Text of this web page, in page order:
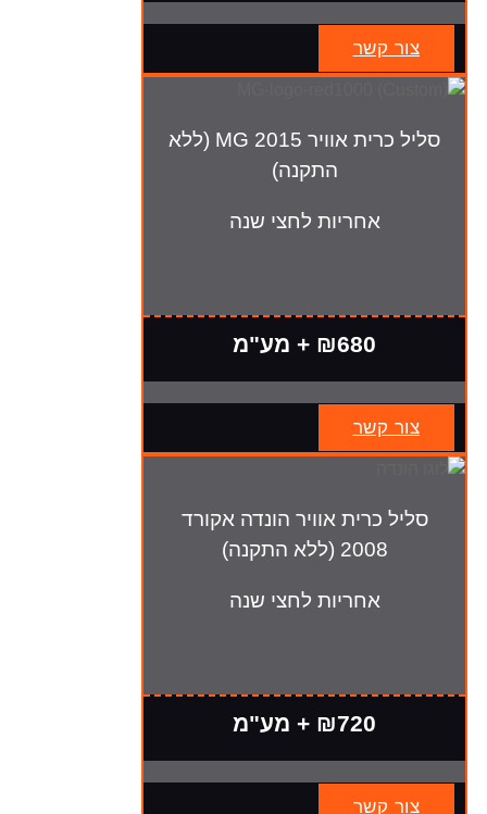
צור קשר
סליל כרית אוויר MG 2015 (ללא
התקנה)
אחריות לחצי שנה
₪680 + מע"מ
צור קשר
סליל כרית אוויר הונדה אקורד
2008 (ללא התקנה)
אחריות לחצי שנה
₪720 + מע"מ
צור קשר